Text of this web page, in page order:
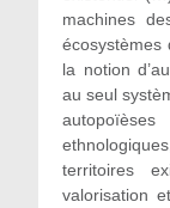
machines
écosystèmes
la notion
au seul
territoires
valorisation